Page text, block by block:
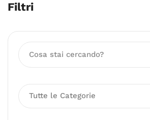
Filtri
Tutte le Categorie